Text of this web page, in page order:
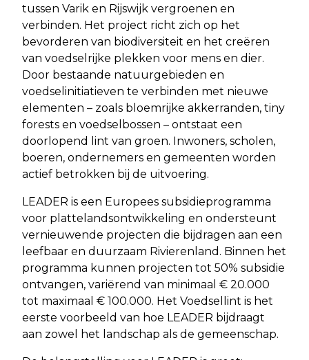
tussen Varik en Rijswijk vergroenen en
verbinden. Het project richt zich op het
bevorderen van biodiversiteit en het creëren
van voedselrijke plekken voor mens en dier.
Door bestaande natuurgebieden en
voedselinitiatieven te verbinden met nieuwe
elementen – zoals bloemrijke akkerranden, tiny
forests en voedselbossen – ontstaat een
doorlopend lint van groen. Inwoners, scholen,
boeren, ondernemers en gemeenten worden
actief betrokken bij de uitvoering.
LEADER is een Europees subsidieprogramma
voor plattelandsontwikkeling en ondersteunt
vernieuwende projecten die bijdragen aan een
leefbaar en duurzaam Rivierenland. Binnen het
programma kunnen projecten tot 50% subsidie
ontvangen, variërend van minimaal € 20.000
tot maximaal € 100.000. Het Voedsellint is het
eerste voorbeeld van hoe LEADER bijdraagt
aan zowel het landschap als de gemeenschap.